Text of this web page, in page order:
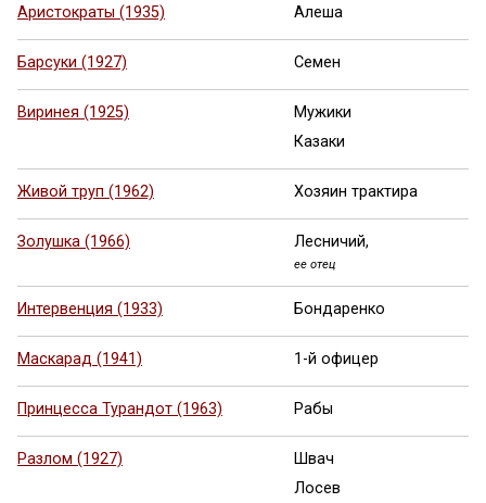
Аристократы (1935) Алеша
Барсуки (1927) Семен
Виринея (1925)
Мужики
Казаки
Живой труп (1962) Хозяин трактира
Золушка (1966) Лесничий,
ее отец
Интервенция (1933) Бондаренко
Маскарад (1941) 1-й офицер
Принцесса Турандот (1963) Рабы
Разлом (1927)
Швач
Лосев